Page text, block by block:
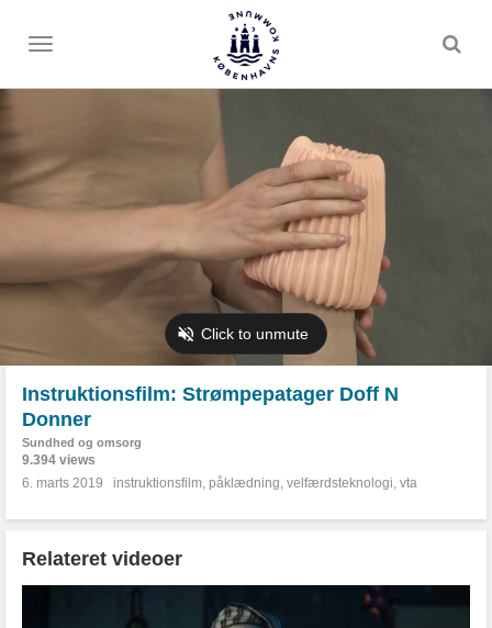
Toggle
Instruktionsfilm: Strømpepatager Doff N
Donner
Sundhed og omsorg
9.394 views
6. marts 2019
instruktionsfilm, påklædning, velfærdsteknologi, vta
Relateret videoer